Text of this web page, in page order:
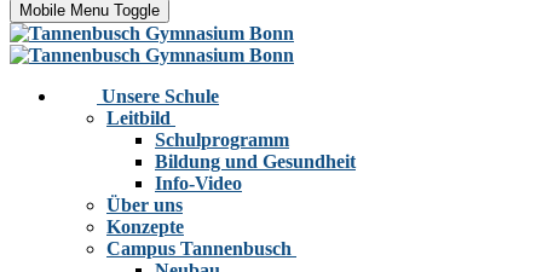
Mobile Menu Toggle
Unsere Schule
Leitbild
Schulprogramm
Bildung und Gesundheit
Info-Video
Über uns
Konzepte
Campus Tannenbusch